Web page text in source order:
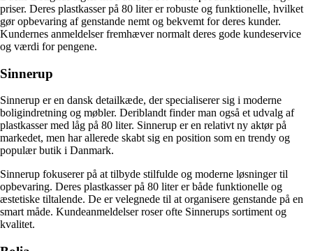
priser. Deres plastkasser på 80 liter er robuste og funktionelle, hvilket
gør opbevaring af genstande nemt og bekvemt for deres kunder.
Kundernes anmeldelser fremhæver normalt deres gode kundeservice
og værdi for pengene.
Sinnerup
Sinnerup er en dansk detailkæde, der specialiserer sig i moderne
boligindretning og møbler. Deriblandt finder man også et udvalg af
plastkasser med låg på 80 liter. Sinnerup er en relativt ny aktør på
markedet, men har allerede skabt sig en position som en trendy og
populær butik i Danmark.
Sinnerup fokuserer på at tilbyde stilfulde og moderne løsninger til
opbevaring. Deres plastkasser på 80 liter er både funktionelle og
æstetiske tiltalende. De er velegnede til at organisere genstande på en
smart måde. Kundeanmeldelser roser ofte Sinnerups sortiment og
kvalitet.